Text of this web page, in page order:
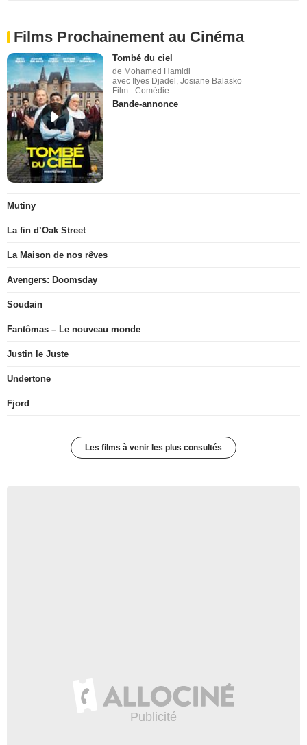
Films Prochainement au Cinéma
Tombé du ciel
de Mohamed Hamidi
avec Ilyes Djadel, Josiane Balasko
Film - Comédie
Bande-annonce
Mutiny
La fin d’Oak Street
La Maison de nos rêves
Avengers: Doomsday
Soudain
Fantômas – Le nouveau monde
Justin le Juste
Undertone
Fjord
Les films à venir les plus consultés